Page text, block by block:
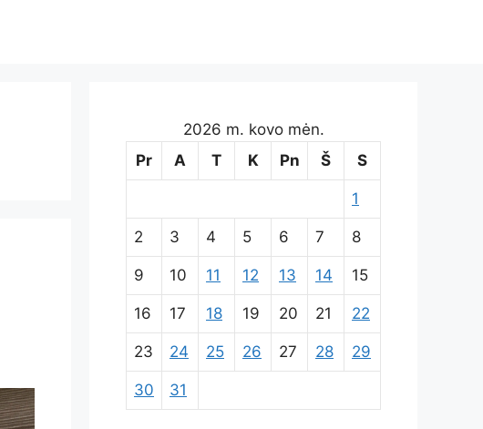
2026 m. kovo mėn.
Pr
A T K Pn Š S
1
2 3 4 5 6 7 8
9 10 11 12 13 14 15
16 17 18 19 20 21 22
23 24 25 26 27 28 29
30 31